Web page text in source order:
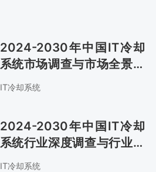
2024-2030年中国IT冷却
系统市场调查与市场全景评
估报告
IT冷却系统
2024-2030年中国IT冷却
系统行业深度调查与行业前
景预测报告
IT冷却系统